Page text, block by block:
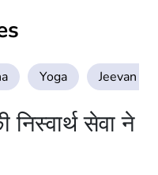
Yoga Jeevan
सेवा ने